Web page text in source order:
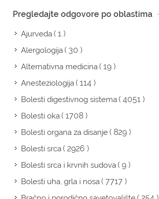
Pregledajte odgovore po oblastima
Ajurveda( 1 )
Alergologija( 30 )
Alternativna medicina( 19 )
Anesteziologija( 114 )
Bolesti digestivnog sistema( 4051 )
Bolesti oka( 1708 )
Bolesti organa za disanje( 829 )
Bolesti srca( 2926 )
Bolesti srca i krvnih sudova( 9 )
Bolesti uha, grla i nosa( 7717 )